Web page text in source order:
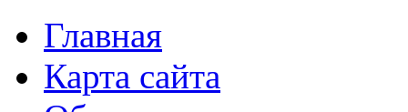
Главная
Карта сайта